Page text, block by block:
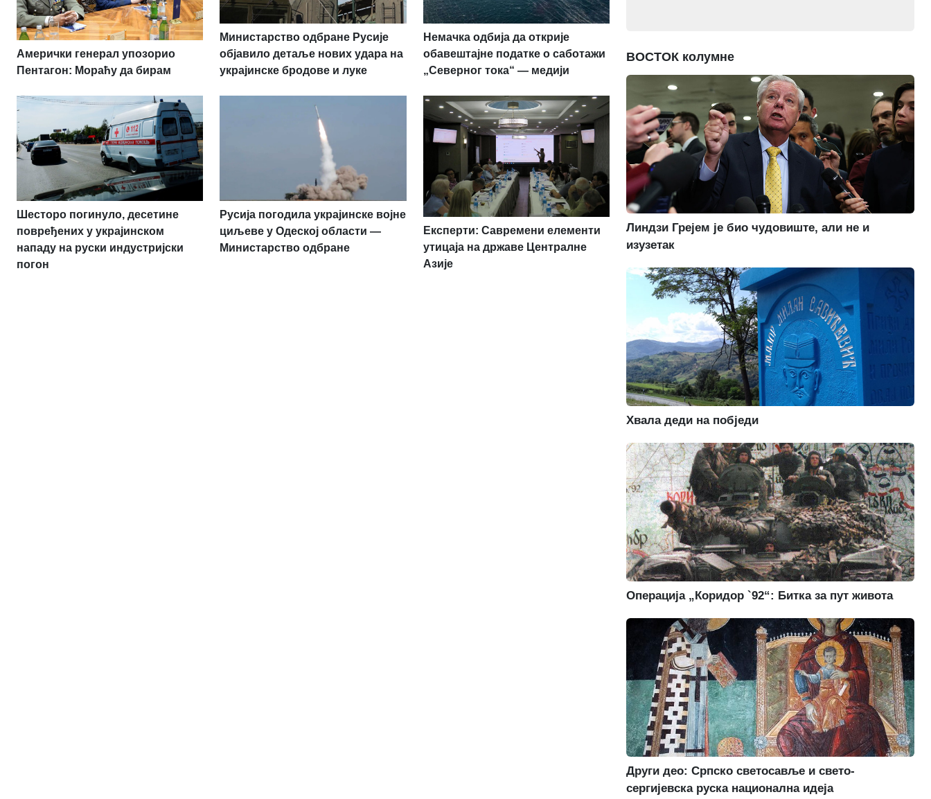
Амерички генерал упозорио
Пентагон: Мораћу да бирам
Министарство одбране Русије
објавило детаље нових удара на
украјинске бродове и луке
Немачка одбија да открије
обавештајне податке о саботажи
„Северног тока“ — медији
Шесторо погинуло, десетине
повређених у украјинском
нападу на руски индустријски
погон
Русија погодила украјинске војне
циљеве у Одеској области —
Министарство одбране
Експерти: Савремени елементи
утицаја на државе Централне
Азије
ВОСТОК колумне
Линдзи Грејем је био чудовиште, али не и
изузетак
Хвала деди на побједи
Операција „Коридор `92“: Битка за пут живота
Други део: Српско светосавље и свето-
сергијевска руска национална идеја